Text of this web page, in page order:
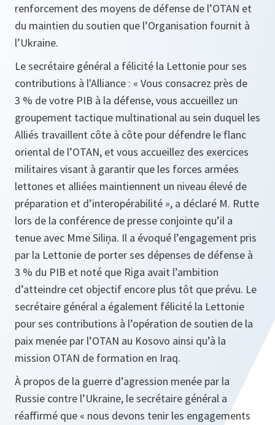
renforcement des moyens de défense de l’OTAN et
du maintien du soutien que l’Organisation fournit à
l’Ukraine.
Le secrétaire général a félicité la Lettonie pour ses
contributions à l'Alliance : « Vous consacrez près de
3 % de votre PIB à la défense, vous accueillez un
groupement tactique multinational au sein duquel les
Alliés travaillent côte à côte pour défendre le flanc
oriental de l’OTAN, et vous accueillez des exercices
militaires visant à garantir que les forces armées
lettones et alliées maintiennent un niveau élevé de
préparation et d’interopérabilité », a déclaré M. Rutte
lors de la conférence de presse conjointe qu’il a
tenue avec Mme Siliņa. Il a évoqué l’engagement pris
par la Lettonie de porter ses dépenses de défense à
3 % du PIB et noté que Riga avait l’ambition
d’atteindre cet objectif encore plus tôt que prévu. Le
secrétaire général a également félicité la Lettonie
pour ses contributions à l’opération de soutien de la
paix menée par l’OTAN au Kosovo ainsi qu’à la
mission OTAN de formation en Iraq.
À propos de la guerre d’agression menée par la
Russie contre l’Ukraine, le secrétaire général a
réaffirmé que « nous devons tenir les engagements